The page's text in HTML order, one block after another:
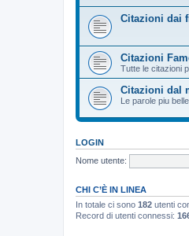
Citazioni dai
Citazioni
Tutte le citazioni
Citazioni dal
Le parole piu
LOGIN
Nome utente:
CHI C’È IN LINEA
In totale ci sono 182 utenti
Record di utenti connessi: